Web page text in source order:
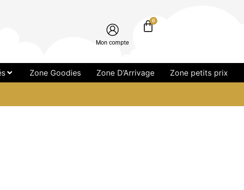
Mon compte
0
Zone Goodies Zone D’Arrivage Zone petits prix